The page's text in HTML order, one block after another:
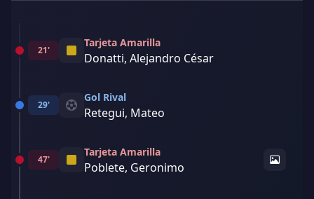
21'
Tarjeta Amarilla
Donatti, Alejandro César
29'
Gol Rival
Retegui, Mateo
47'
Tarjeta Amarilla
Poblete, Geronimo